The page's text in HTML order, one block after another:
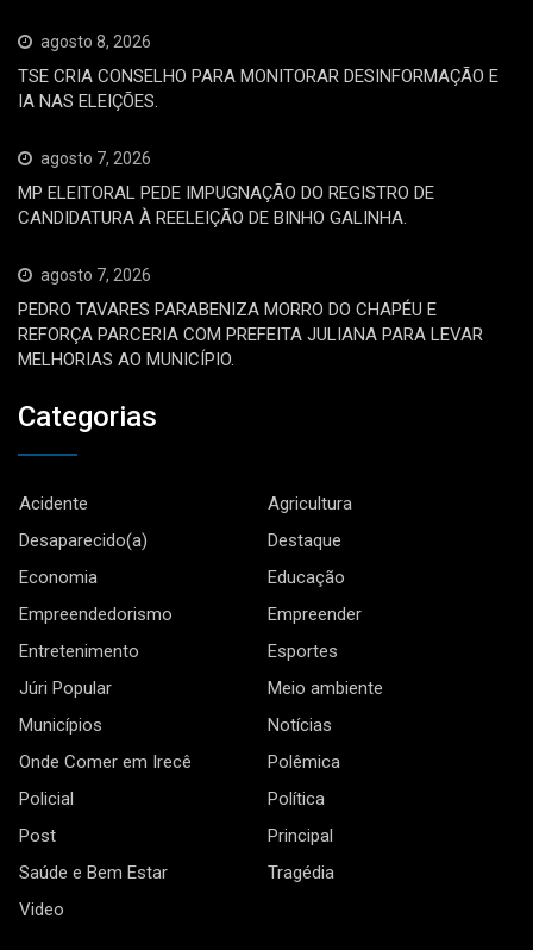
agosto 8, 2026
TSE CRIA CONSELHO PARA MONITORAR DESINFORMAÇÃO E
IA NAS ELEIÇÕES.
agosto 7, 2026
MP ELEITORAL PEDE IMPUGNAÇÃO DO REGISTRO DE
CANDIDATURA À REELEIÇÃO DE BINHO GALINHA.
agosto 7, 2026
PEDRO TAVARES PARABENIZA MORRO DO CHAPÉU E
REFORÇA PARCERIA COM PREFEITA JULIANA PARA LEVAR
MELHORIAS AO MUNICÍPIO.
Categorias
Acidente
Agricultura
Desaparecido(a)
Destaque
Economia
Educação
Empreendedorismo
Empreender
Entretenimento
Esportes
Júri Popular
Meio ambiente
Municípios
Notícias
Onde Comer em Irecê
Polêmica
Policial
Política
Post
Principal
Saúde e Bem Estar
Tragédia
Video